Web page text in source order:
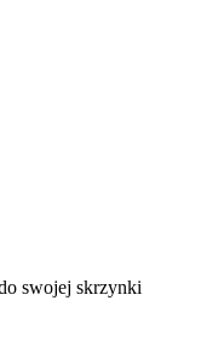
swojej skrzynki